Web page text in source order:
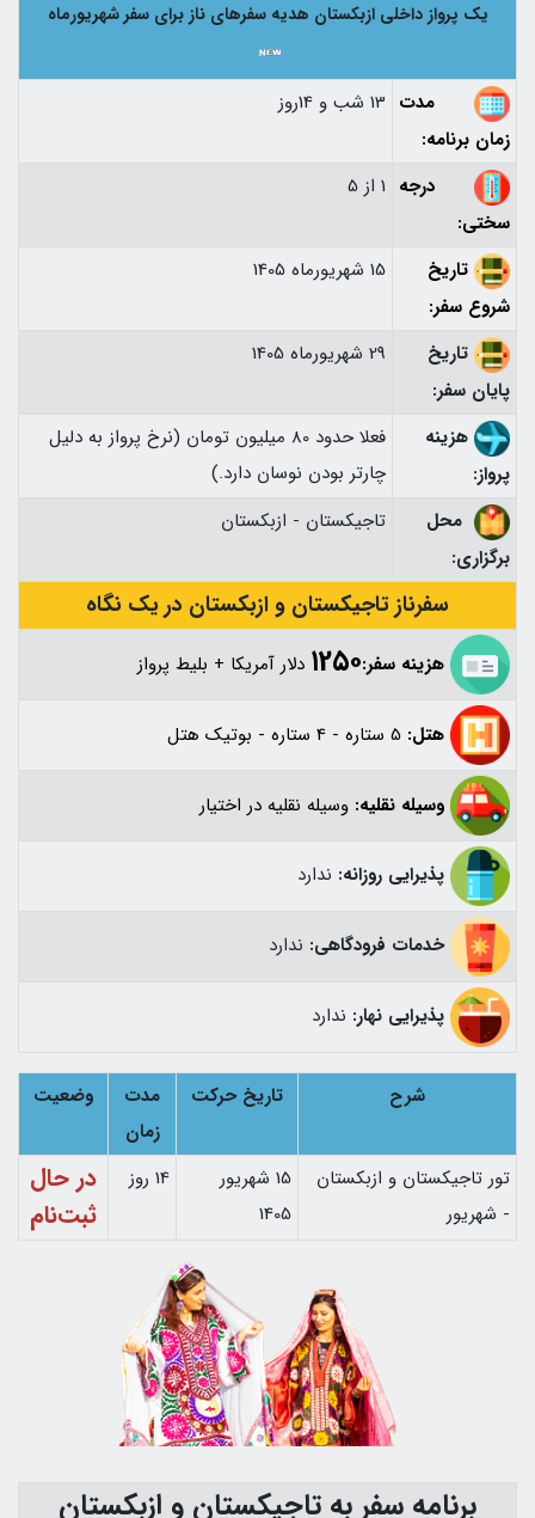
یک پرواز داخلی ازبکستان هدیه سفرهای ناز برای سفر شهریورماه
مدت
زمان برنامه:
13 شب و 14روز
درجه
سختی:
1 از 5
تاریخ
شروع سفر:
15 شهریورماه 1405
تاریخ
پایان سفر:
29 شهریورماه 1405
هزینه
پرواز:
فعلا حدود 80 میلیون تومان (نرخ پرواز به دلیل
چارتر بودن نوسان دارد.)
محل
برگزاری:
تاجیکستان - ازبکستان
سفرناز تاجیکستان و ازبکستان در یک نگاه
هزینه سفر:۱2۵۰ دلار آمریکا + بلیط پرواز
هتل: 5 ستاره - 4 ستاره - بوتیک هتل
وسیله نقلیه: وسیله نقلیه در اختیار
پذیرایی روزانه: ندارد
خدمات فرودگاهی: ندارد
پذیرایی نهار: ندارد
شرح تاریخ حرکت
مدت
زمان
وضعیت
تور تاجیکستان و ازبکستان
- شهریور
15 شهریور
1405
14 روز
در حال
ثبت‌نام
برنامه سفر به تاجیکستان و ازبکستان